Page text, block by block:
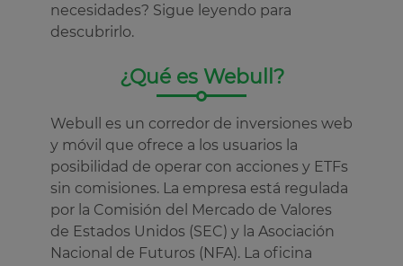
necesidades? Sigue leyendo para
descubrirlo.
¿Qué es Webull?
Webull es un corredor de inversiones web
y móvil que ofrece a los usuarios la
posibilidad de operar con acciones y ETFs
sin comisiones. La empresa está regulada
por la Comisión del Mercado de Valores
de Estados Unidos (SEC) y la Asociación
Nacional de Futuros (NFA). La oficina